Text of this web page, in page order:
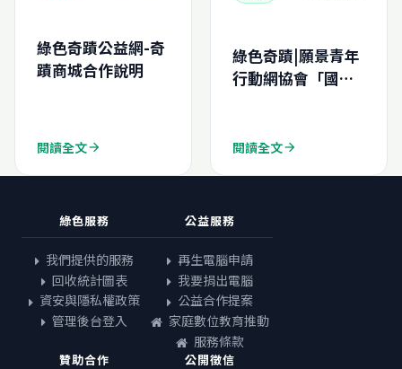
綠色奇蹟公益網-奇
蹟商城合作說明
閱讀全文arrow_forward
綠色奇蹟|願景青年
行動網協會「國際
閱讀全文arrow_forward
綠色服務
我們提供的服務
回收統計圖表
資安與隱私權政策
管理後台登入
公益服務
再生電腦申請
我要捐出電腦
公益合作提案
家庭數位教育推動
服務條款
贊助合作 公開徵信